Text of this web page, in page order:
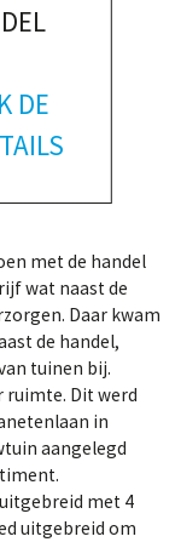
DE
met de handel
wat naast de
Daar kwam
de handel,
tuinen bij.
ruimte. Dit werd
in
aangelegd
met 4
uitgebreid om